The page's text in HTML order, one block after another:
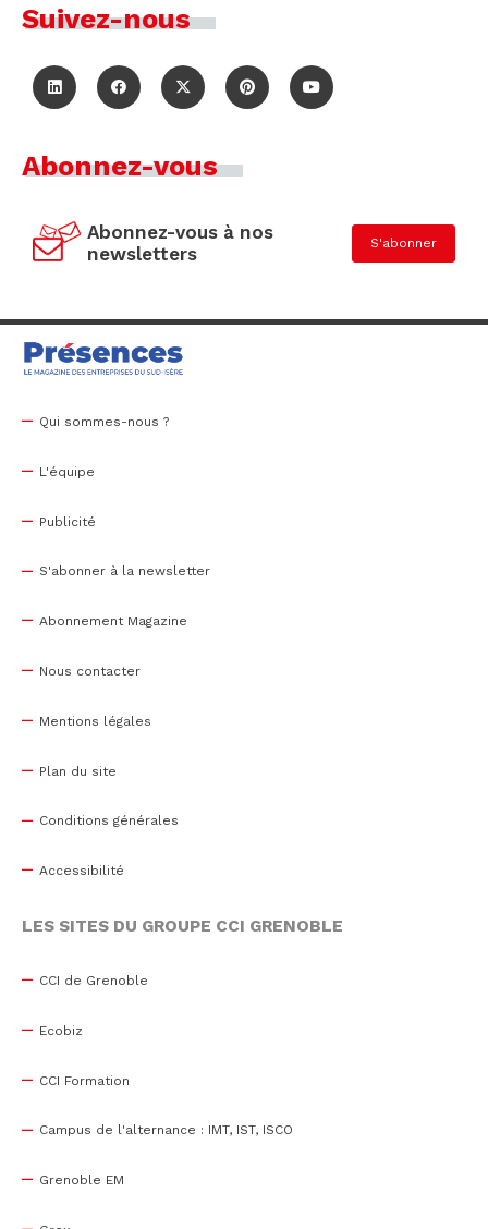
Suivez-nous
Abonnez-vous
Abonnez-vous à nos
newsletters
S'abonner
Qui sommes-nous ?
L'équipe
Publicité
S'abonner à la newsletter
Abonnement Magazine
Nous contacter
Mentions légales
Plan du site
Conditions générales
Accessibilité
LES SITES DU GROUPE CCI GRENOBLE
CCI de Grenoble
Ecobiz
CCI Formation
Campus de l'alternance : IMT, IST, ISCO
Grenoble EM